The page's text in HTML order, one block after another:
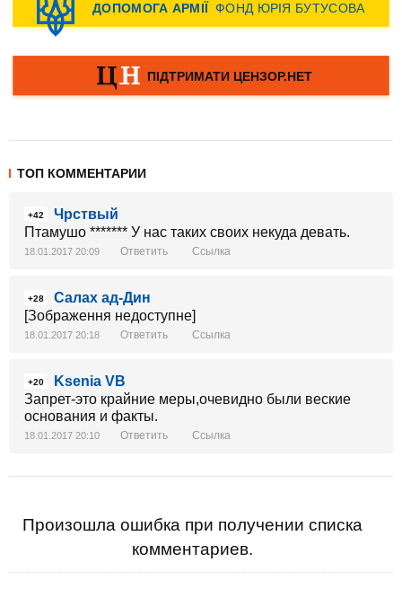
ТОП КОММЕНТАРИИ
+42
Чрствый
Птамушо ******* У нас таких своих некуда девать.
18.01.2017 20:09 Ответить Ссылка
+28
Салах ад-Дин
[Зображення недоступне]
18.01.2017 20:18 Ответить Ссылка
+20
Ksenia VB
Запрет-это крайние меры,очевидно были веские
основания и факты.
18.01.2017 20:10 Ответить Ссылка
Произошла ошибка при получении списка
комментариев.